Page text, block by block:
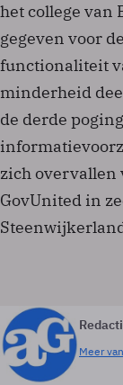
het college van
gegeven voor
functionaliteit
minderheid
de derde
zich overvallen
GovUnited in
Meer